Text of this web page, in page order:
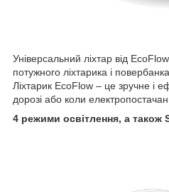
Універсальний ліхтар від
потужного ліхтарика і
Ліхтарик EcoFlow – це зручне і
дорозі або коли
4 режими освітлення, а також